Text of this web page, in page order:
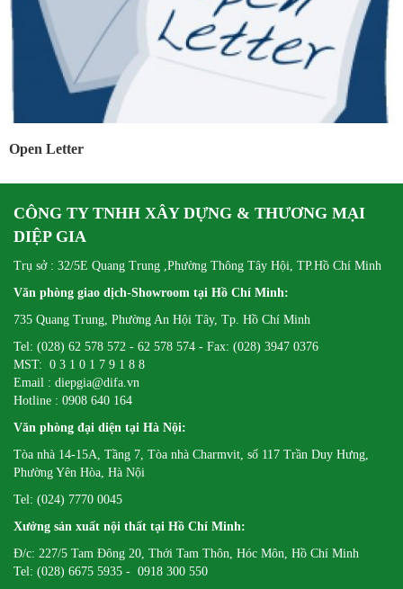
Open Letter
CÔNG TY TNHH XÂY DỰNG & THƯƠNG MẠI
DIỆP GIA
Trụ sở : 32/5E Quang Trung ,Phường Thông Tây Hội, TP.Hồ Chí Minh
Văn phòng giao dịch-Showroom tại Hồ Chí Minh:
735 Quang Trung, Phường An Hội Tây, Tp. Hồ Chí Minh
Tel: (028) 62 578 572 - 62 578 574 - Fax: (028) 3947 0376
MST: 0 3 1 0 1 7 9 1 8 8
Email : diepgia@difa.vn
Hotline : 0908 640 164
Văn phòng đại diện tại Hà Nội:
Tòa nhà 14-15A, Tầng 7, Tòa nhà Charmvit, số 117 Trần Duy Hưng,
Phường Yên Hòa, Hà Nội
Tel: (024) 7770 0045
Xưởng sản xuất nội thất tại Hồ Chí Minh:
Đ/c: 227/5 Tam Đông 20, Thới Tam Thôn, Hóc Môn, Hồ Chí Minh
Tel: (028) 6675 5935 - 0918 300 550